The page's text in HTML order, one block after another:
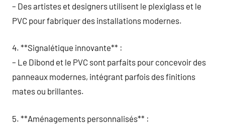
– Des artistes et designers utilisent le plexiglass et le
PVC pour fabriquer des installations modernes.
4. **Signalétique innovante** :
– Le Dibond et le PVC sont parfaits pour concevoir des
panneaux modernes, intégrant parfois des finitions
mates ou brillantes.
5. **Aménagements personnalisés** :